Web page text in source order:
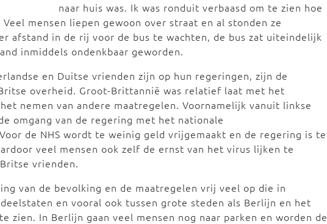
naar huis was. Ik was ronduit verbaasd om te zien hoe
mensen liepen gewoon over straat en al stonden ze
afstand in de rij voor de bus te wachten, de bus zat uiteindelijk
inmiddels ondenkbaar geworden.
en Duitse vrienden zijn op hun regeringen, zijn de
overheid. Groot-Brittannië was relatief laat met het
nemen van andere maatregelen. Voornamelijk vanuit linkse
omgang van de regering met het nationale
de NHS wordt te weinig geld vrijgemaakt en de regering is te
veel mensen ook zelf de ernst van het virus lijken te
vrienden.
van de bevolking en de maatregelen vrij veel op die in
en vooral ook tussen grote steden als Berlijn en het
zien. In Berlijn gaan veel mensen nog naar parken en worden de